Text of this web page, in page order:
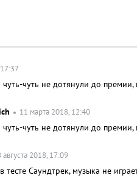
чуть не дотянули до
11 марта 2018, 12:40
чуть не дотянули до
августа 2018, 17:09
тесте Саундтрек, музыка не